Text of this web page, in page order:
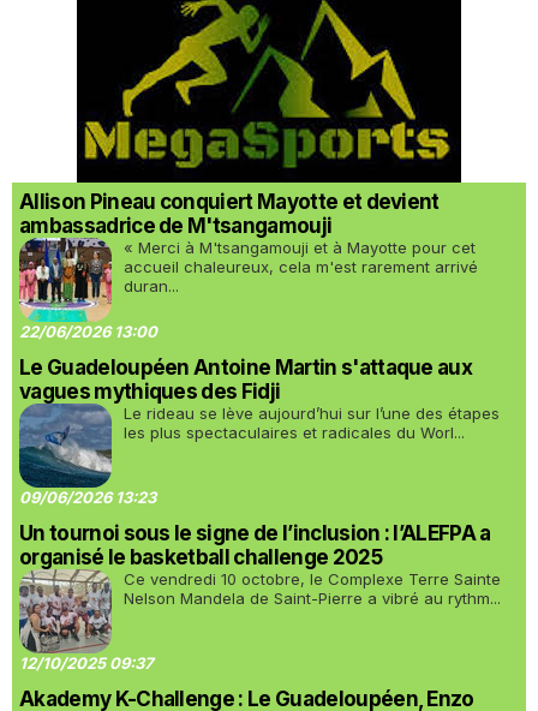
Allison Pineau conquiert Mayotte et devient
ambassadrice de M'tsangamouji
« Merci à M'tsangamouji et à Mayotte pour cet
accueil chaleureux, cela m'est rarement arrivé
duran...
22/06/2026 13:00
Le Guadeloupéen Antoine Martin s'attaque aux
vagues mythiques des Fidji
Le rideau se lève aujourd’hui sur l’une des étapes
les plus spectaculaires et radicales du Worl...
09/06/2026 13:23
Un tournoi sous le signe de l’inclusion : l’ALEFPA a
organisé le basketball challenge 2025
Ce vendredi 10 octobre, le Complexe Terre Sainte
Nelson Mandela de Saint-Pierre a vibré au rythm...
12/10/2025 09:37
Akademy K-Challenge : Le Guadeloupéen, Enzo